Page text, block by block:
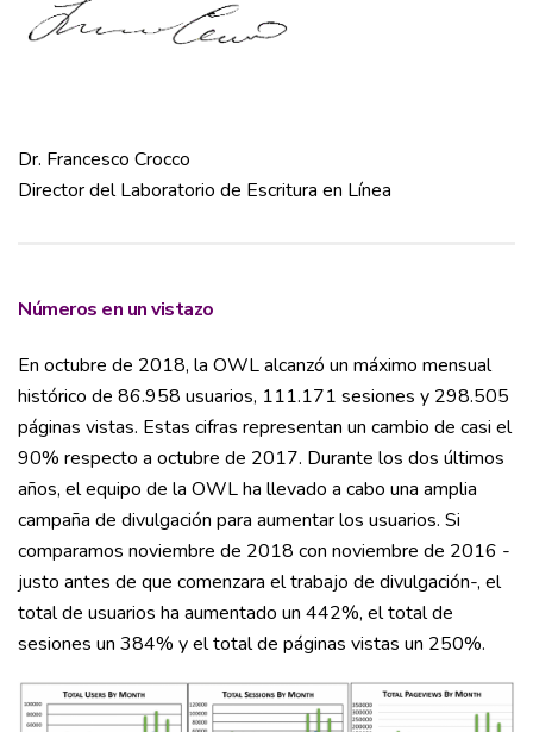
Dr. Francesco Crocco
Director del Laboratorio de Escritura en Línea
Números en un vistazo
En octubre de 2018, la OWL alcanzó un máximo mensual
histórico de 86.958 usuarios, 111.171 sesiones y 298.505
páginas vistas. Estas cifras representan un cambio de casi el
90% respecto a octubre de 2017. Durante los dos últimos
años, el equipo de la OWL ha llevado a cabo una amplia
campaña de divulgación para aumentar los usuarios. Si
comparamos noviembre de 2018 con noviembre de 2016 -
justo antes de que comenzara el trabajo de divulgación-, el
total de usuarios ha aumentado un 442%, el total de
sesiones un 384% y el total de páginas vistas un 250%.